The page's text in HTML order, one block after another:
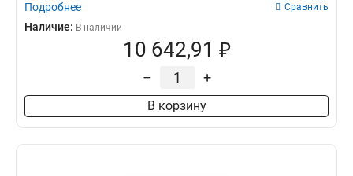
Подробнее Сравнить
Наличие: В наличии
10 642,91 ₽
– +
В корзину